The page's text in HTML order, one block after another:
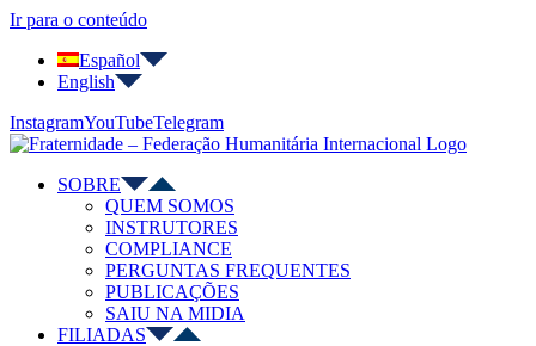
Ir para o conteúdo
Español
English
InstagramYouTubeTelegram
SOBRE
QUEM SOMOS
INSTRUTORES
COMPLIANCE
PERGUNTAS FREQUENTES
PUBLICAÇÕES
SAIU NA MIDIA
FILIADAS